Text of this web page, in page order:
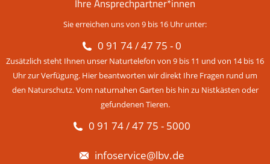
Ihre Ansprechpartner*innen
Sie erreichen uns von 9 bis 16 Uhr unter:
0 91 74 / 47 75 - 0
Zusätzlich steht Ihnen unser Naturtelefon von 9 bis 11 und von 14 bis 16
Uhr zur Verfügung. Hier beantworten wir direkt Ihre Fragen rund um
den Naturschutz. Vom naturnahen Garten bis hin zu Nistkästen oder
gefundenen Tieren.
0 91 74 / 47 75 - 5000
infoservice@lbv.de